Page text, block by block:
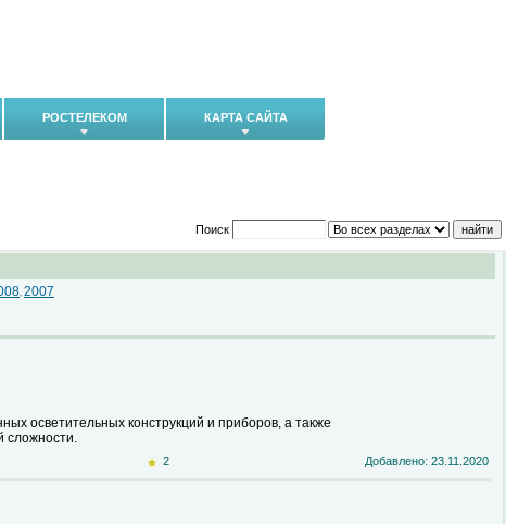
РОСТЕЛЕКОМ КАРТА САЙТА
Поиск
, 2007
осветительных конструкций и приборов, а также
сложности.
2 Добавлено: 23.11.2020